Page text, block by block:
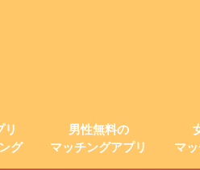
リ
グ
男性無料の
マッチングアプリ
マ